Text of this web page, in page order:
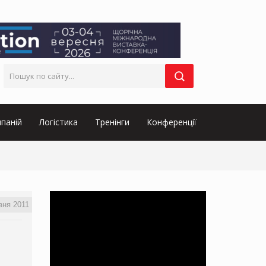
Логістика Тренінги Конференції
2011